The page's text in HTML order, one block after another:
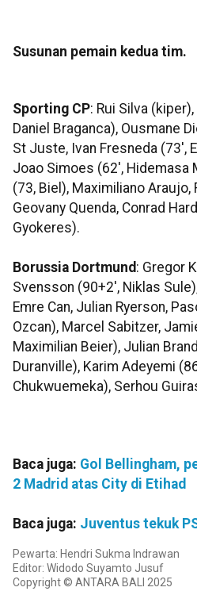
Susunan pemain kedua tim.
Sporting CP: Rui Silva
Daniel Braganca), Ousmane
St Juste, Ivan Fresneda (73',
Joao Simoes (62', Hidemasa
(73, Biel), Maximiliano Araujo,
Geovany Quenda, Conrad
Gyokeres).
Borussia Dortmund: Gregor
Svensson (90+2', Niklas
Emre Can, Julian Ryerson,
Ozcan), Marcel Sabitzer,
Maximilian Beier), Julian
Duranville), Karim Adeyemi
Chukwuemeka), Serhou
Baca juga: Gol Bellingham,
2 Madrid atas City di Etihad
Baca juga: Juventus tekuk
Pewarta: Hendri Sukma Indrawan
Editor: Widodo Suyamto Jusuf
Copyright © ANTARA BALI 2025